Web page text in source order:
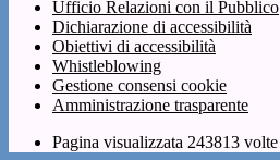
Ufficio Relazioni con il Pubblico
Dichiarazione di accessibilità
Obiettivi di accessibilità
Whistleblowing
Gestione consensi cookie
Amministrazione trasparente
Pagina visualizzata 243813 volte